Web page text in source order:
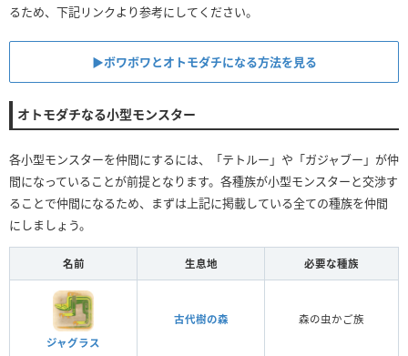
るため、下記リンクより参考にしてください。
▶ボワボワとオトモダチになる方法を見る
オトモダチなる小型モンスター
各小型モンスターを仲間にするには、「テトルー」や「ガジャブー」が仲
間になっていることが前提となります。各種族が小型モンスターと交渉す
ることで仲間になるため、まずは上記に掲載している全ての種族を仲間
にしましょう。
名前 生息地 必要な種族
ジャグラス
古代樹の森 森の虫かご族